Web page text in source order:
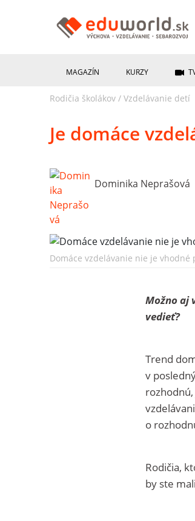
MAGAZÍN KURZY
Rodičia školákov / Vzdelávanie detí
Je domáce
Dominika Neprašová
Domáce vzdelávanie nie je vhodné
Možno aj
vedieť?
Trend
v
o
Rodičia,
by ste